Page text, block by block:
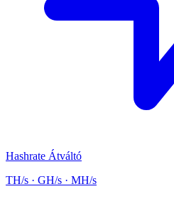
Hashrate Átváltó
TH/s · GH/s · MH/s